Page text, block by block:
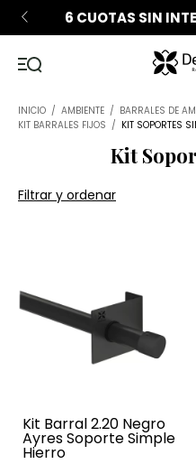
6 CUOTAS SIN
INICIO / AMBIENTE / BARRALES DE
KIT BARRALES FIJOS / KIT SOPORTES
Kit
Filtrar y ordenar
Kit Barral 2.20 Negro
Ayres Soporte Simple
Hierro